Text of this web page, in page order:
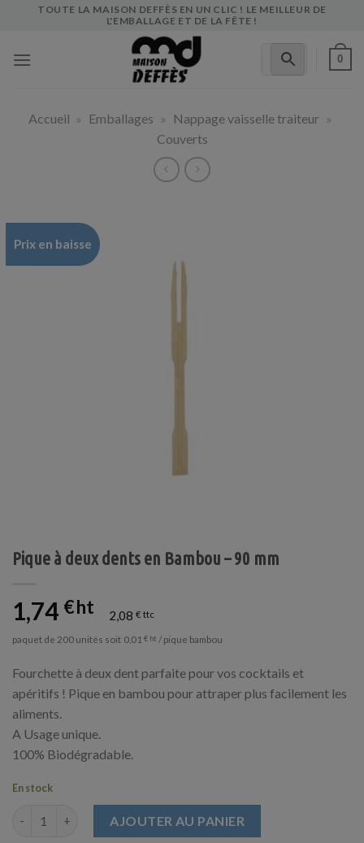
TOUTE LA MAISON DEFFÈS EN UN CLIC ! LE MEILLEUR DE
L'EMBALLAGE ET DE LA FÊTE !
0
Accueil » Emballages » Nappage vaisselle traiteur »
Couverts
Prix en baisse
Pique à deux dents en Bambou – 90 mm
1,74 € 2,08 €
paquet de 200 unités soit 0,01 € / pique bambou
Fourchette à deux dent parfaite pour vos cocktails et
apéritifs ! Pique en bambou pour attraper plus facilement les
aliments.
A Usage unique.
100% Biodégradable.
En stock
AJOUTER AU PANIER